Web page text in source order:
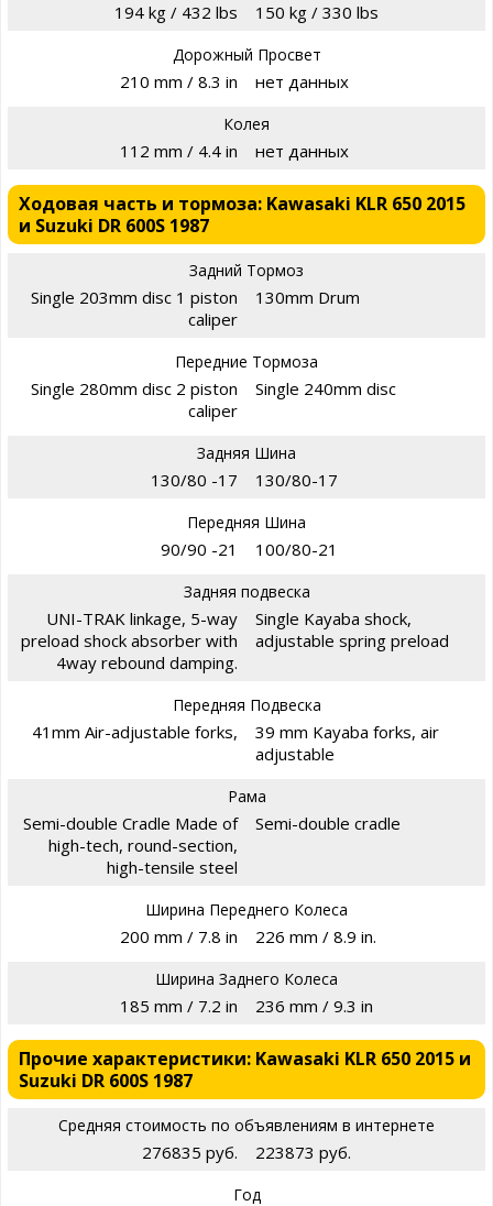
194 kg / 432 lbs 150 kg / 330 lbs
Дорожный Просвет
210 mm / 8.3 in нет данных
Колея
112 mm / 4.4 in нет данных
Ходовая часть и тормоза: Kawasaki KLR 650 2015
и Suzuki DR 600S 1987
Задний Тормоз
Single 203mm disc 1 piston
caliper
130mm Drum
Передние Тормоза
Single 280mm disc 2 piston
caliper
Single 240mm disc
Задняя Шина
130/80 -17 130/80-17
Передняя Шина
90/90 -21 100/80-21
Задняя подвеска
UNI-TRAK linkage, 5-way
preload shock absorber with
4way rebound damping.
Single Kayaba shock,
adjustable spring preload
Передняя Подвеска
41mm Air-adjustable forks,
39 mm Kayaba forks, air
adjustable
Рама
Semi-double Cradle Made of
high-tech, round-section,
high-tensile steel
Semi-double cradle
Ширина Переднего Колеса
200 mm / 7.8 in 226 mm / 8.9 in.
Ширина Заднего Колеса
185 mm / 7.2 in 236 mm / 9.3 in
Прочие характеристики: Kawasaki KLR 650 2015 и
Suzuki DR 600S 1987
Средняя стоимость по объявлениям в интернете
276835 руб. 223873 руб.
Год